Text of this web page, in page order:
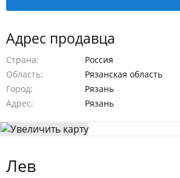
Адрес продавца
Страна
Россия
Область
Рязанская область
Город
Рязань
Адрес
Рязань
Лев